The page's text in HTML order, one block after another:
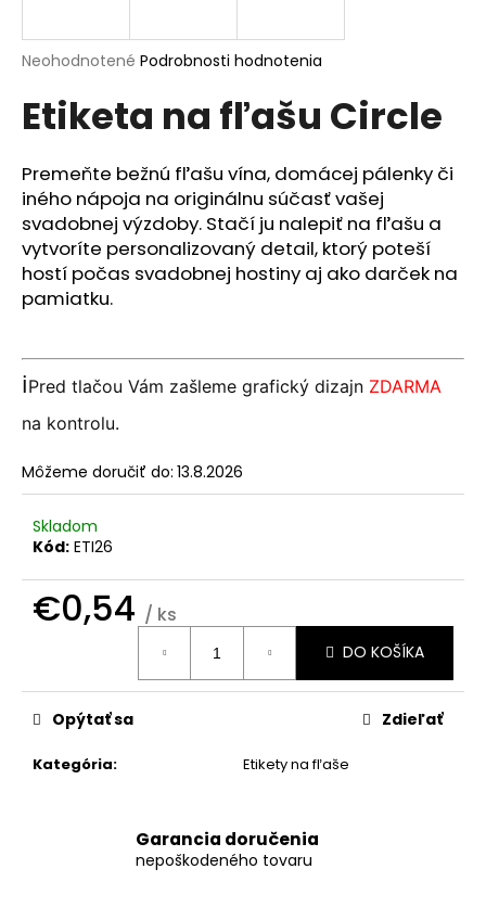
Priemerné
produktu
je
z
5
hviezdičiek.
Neohodnotené Podrobnosti hodnotenia
Etiketa na fľašu Circle
Premeňte bežnú fľašu vína, domácej pálenky či
iného nápoja na originálnu súčasť vašej
svadobnej výzdoby. Stačí ju nalepiť na fľašu a
vytvoríte personalizovaný detail, ktorý poteší
hostí počas svadobnej hostiny aj ako darček na
pamiatku.
ℹ️Pred tlačou Vám zašleme grafický dizajn ZDARMA
na kontrolu.
Môžeme doručiť do: 13.8.2026
Skladom
Kód: ETI26
€0,54 / ks
DO KOŠÍKA
Kategória: Etikety na fľaše
Opýtať sa Zdieľať
Garancia doručenia
nepoškodeného tovaru
j
ť
?
HĽADAŤ
d
p
o
ú
č
a
m
e
OMAĽOVÁNKA